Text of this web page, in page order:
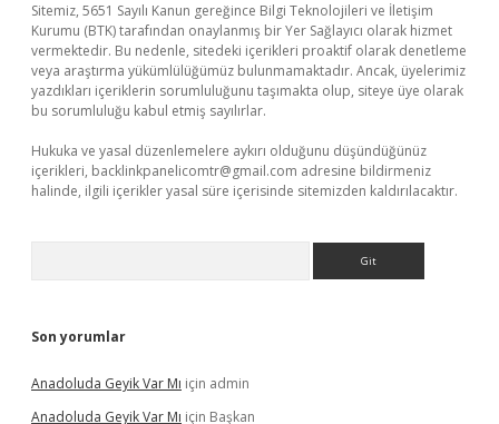
Sitemiz, 5651 Sayılı Kanun gereğince Bilgi Teknolojileri ve İletişim
Kurumu (BTK) tarafından onaylanmış bir Yer Sağlayıcı olarak hizmet
vermektedir. Bu nedenle, sitedeki içerikleri proaktif olarak denetleme
veya araştırma yükümlülüğümüz bulunmamaktadır. Ancak, üyelerimiz
yazdıkları içeriklerin sorumluluğunu taşımakta olup, siteye üye olarak
bu sorumluluğu kabul etmiş sayılırlar.
Hukuka ve yasal düzenlemelere aykırı olduğunu düşündüğünüz
içerikleri, backlinkpanelicomtr@gmail.com adresine bildirmeniz
halinde, ilgili içerikler yasal süre içerisinde sitemizden kaldırılacaktır.
Son yorumlar
Anadoluda Geyik Var Mı için admin
Anadoluda Geyik Var Mı için Başkan